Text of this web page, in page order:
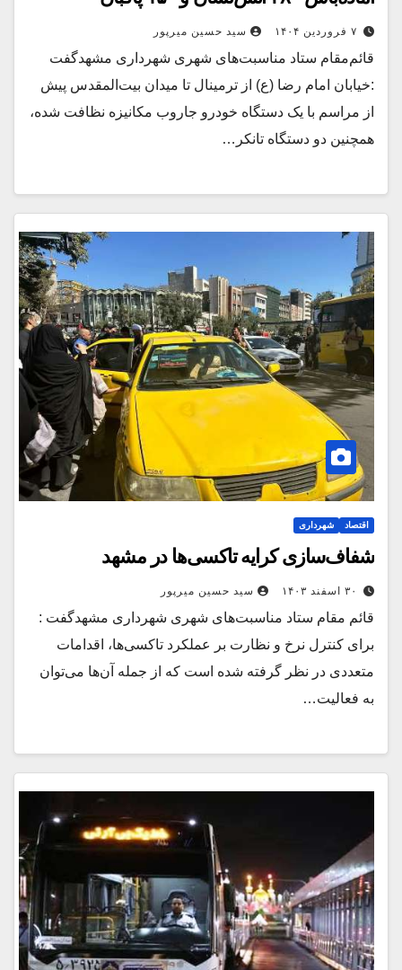
۷ فروردین ۱۴۰۴ سید حسین میرپور
قائم‌مقام ستاد مناسبت‌های شهری شهرداری مشهدگفت
:خیابان امام رضا (ع) از ترمینال تا میدان بیت‌المقدس پیش
از مراسم با یک دستگاه خودرو جاروب مکانیزه نظافت شده،
همچنین دو دستگاه تانکر…
اقتصاد شهرداری
شفاف‌سازی کرایه تاکسی‌ها در مشهد
۳۰ اسفند ۱۴۰۳ سید حسین میرپور
قائم مقام ستاد مناسبت‌های شهری شهرداری مشهدگفت :
برای کنترل نرخ و نظارت بر عملکرد تاکسی‌ها، اقدامات
متعددی در نظر گرفته شده است که از جمله آن‌ها می‌توان
به فعالیت…